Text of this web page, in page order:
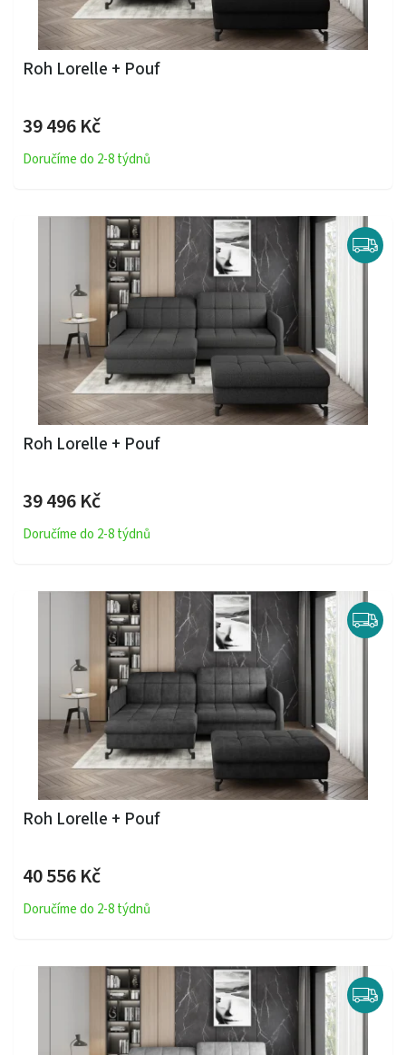
Roh Lorelle + Pouf
39 496 Kč
Doručíme do 2-8 týdnů
Roh Lorelle + Pouf
39 496 Kč
Doručíme do 2-8 týdnů
Roh Lorelle + Pouf
40 556 Kč
Doručíme do 2-8 týdnů